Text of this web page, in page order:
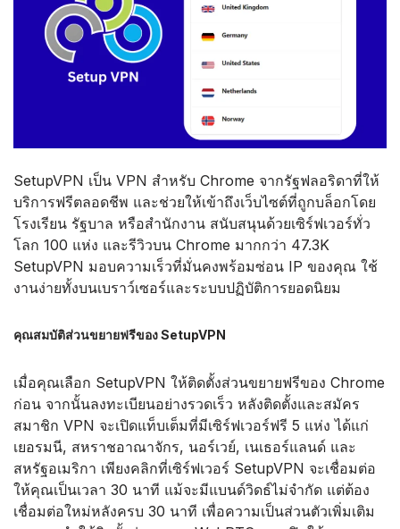
SetupVPN เป็น VPN สำหรับ Chrome จากรัฐฟลอริดาที่ให้
บริการฟรีตลอดชีพ และช่วยให้เข้าถึงเว็บไซต์ที่ถูกบล็อกโดย
โรงเรียน รัฐบาล หรือสำนักงาน สนับสนุนด้วยเซิร์ฟเวอร์ทั่ว
โลก 100 แห่ง และรีวิวบน Chrome มากกว่า 47.3K
SetupVPN มอบความเร็วที่มั่นคงพร้อมซ่อน IP ของคุณ ใช้
งานง่ายทั้งบนเบราว์เซอร์และระบบปฏิบัติการยอดนิยม
คุณสมบัติส่วนขยายฟรีของ SetupVPN
เมื่อคุณเลือก SetupVPN ให้ติดตั้งส่วนขยายฟรีของ Chrome
ก่อน จากนั้นลงทะเบียนอย่างรวดเร็ว หลังติดตั้งและสมัคร
สมาชิก VPN จะเปิดแท็บเต็มที่มีเซิร์ฟเวอร์ฟรี 5 แห่ง ได้แก่
เยอรมนี, สหราชอาณาจักร, นอร์เวย์, เนเธอร์แลนด์ และ
สหรัฐอเมริกา เพียงคลิกที่เซิร์ฟเวอร์ SetupVPN จะเชื่อมต่อ
ให้คุณเป็นเวลา 30 นาที แม้จะมีแบนด์วิดธ์ไม่จำกัด แต่ต้อง
เชื่อมต่อใหม่หลังครบ 30 นาที เพื่อความเป็นส่วนตัวเพิ่มเติม